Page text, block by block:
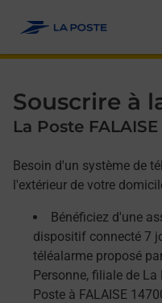
Souscrire à
La Poste FALAISE
Besoin d'un système de
l'extérieur de votre
Bénéficiez d'une
dispositif connecté 7
téléalarme proposé
Personne, filiale de
Poste à FALAISE